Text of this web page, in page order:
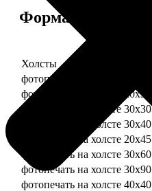
Форматы и цены
Холсты
фотопечать на холсте
фотопечать на холсте
фотопечать на холсте
фотопечать на холсте
фотопечать на холсте
фотопечать на холсте
фотопечать на холсте
фотопечать на холсте